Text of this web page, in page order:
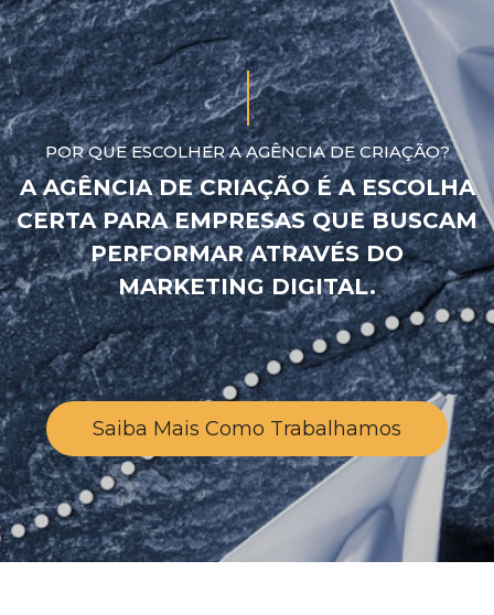
POR QUE ESCOLHER A AGÊNCIA DE CRIAÇÃO?
AAGÊNCIA DE CRIAÇÃOÉ A ESCOLHA
CERTA PARA EMPRESAS QUE BUSCAM
PERFORMAR ATRAVÉS DO
MARKETING DIGITAL.
Saiba Mais Como Trabalhamos